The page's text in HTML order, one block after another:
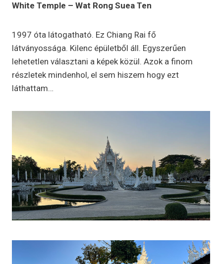
White Temple – Wat Rong Suea Ten
1997 óta látogatható. Ez Chiang Rai fő
látványossága. Kilenc épületből áll. Egyszerűen
lehetetlen választani a képek közül. Azok a finom
részletek mindenhol, el sem hiszem hogy ezt
láthattam…